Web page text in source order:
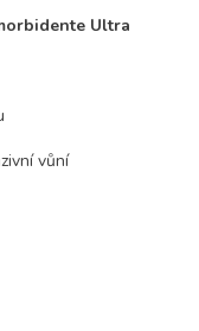
Ultra
vůní